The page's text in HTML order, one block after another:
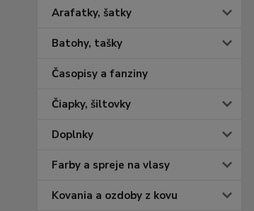
Arafatky, šatky
Batohy, tašky
Časopisy a fanziny
Čiapky, šiltovky
Doplnky
Farby a spreje na vlasy
Kovania a ozdoby z kovu